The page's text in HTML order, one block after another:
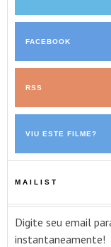
FACEBOOK
RSS
VIU ESTE FILME?
MAILIST
Digite seu email
instantaneamente!